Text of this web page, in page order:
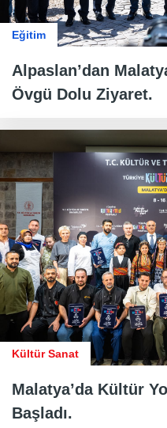
Eğitim
Alpaslan’dan
Övgü Dolu Ziyaret.
Kültür Sanat
Malatya’da Kültür
Başladı.